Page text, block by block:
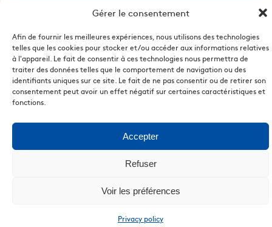
Gérer le consentement
Afin de fournir les meilleures expériences, nous utilisons des technologies
telles que les cookies pour stocker et/ou accéder aux informations relatives
à l'appareil. Le fait de consentir à ces technologies nous permettra de
traiter des données telles que le comportement de navigation ou des
identifiants uniques sur ce site. Le fait de ne pas consentir ou de retirer son
consentement peut avoir un effet négatif sur certaines caractéristiques et
fonctions.
Accepter
Refuser
Voir les préférences
Privacy policy
DÉCOUVRIR LES AUTRES RECETTES